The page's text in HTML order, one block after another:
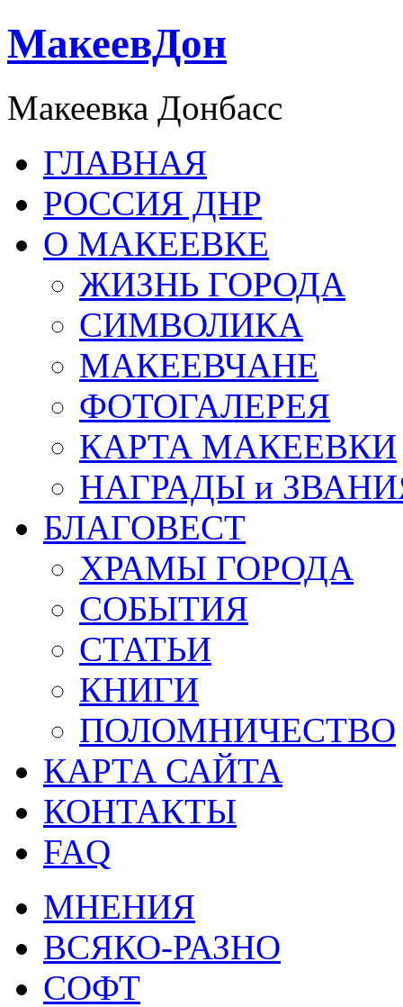
МакеевДон
Макеевка Донбасс
ГЛАВНАЯ
РОССИЯ ДНР
О МАКЕЕВКЕ
ЖИЗНЬ ГОРОДА
СИМВОЛИКА
МАКЕЕВЧАНЕ
ФОТОГАЛЕРЕЯ
КАРТА МАКЕЕВКИ
НАГРАДЫ и
БЛАГОВЕСТ
ХРАМЫ ГОРОДА
СОБЫТИЯ
СТАТЬИ
КНИГИ
ПОЛОМНИЧЕСТВО
КАРТА САЙТА
КОНТАКТЫ
FAQ
МНЕНИЯ
ВСЯКО-РАЗНО
СОФТ